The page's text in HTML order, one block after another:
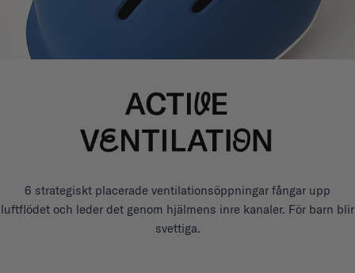
6 strategiskt placerade ventilationsöppningar fångar upp
luftflödet och leder det genom hjälmens inre kanaler. För barn blir
svettiga.